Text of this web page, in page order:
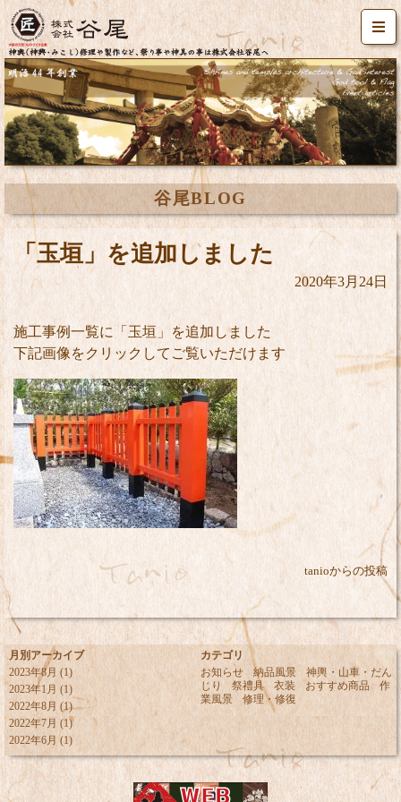
谷尾BLOG
「玉垣」を追加しました
2020年3月24日
施工事例一覧に「玉垣」を追加しました
下記画像をクリックしてご覧いただけます
tanioからの投稿
月別アーカイブ
2023年8月 (1)
2023年1月 (1)
2022年8月 (1)
2022年7月 (1)
2022年6月 (1)
カテゴリ
お知らせ
納品風景
神輿・山車・だん
じり
祭禮具 衣装 おすすめ商品
作
業風景
修理・修復